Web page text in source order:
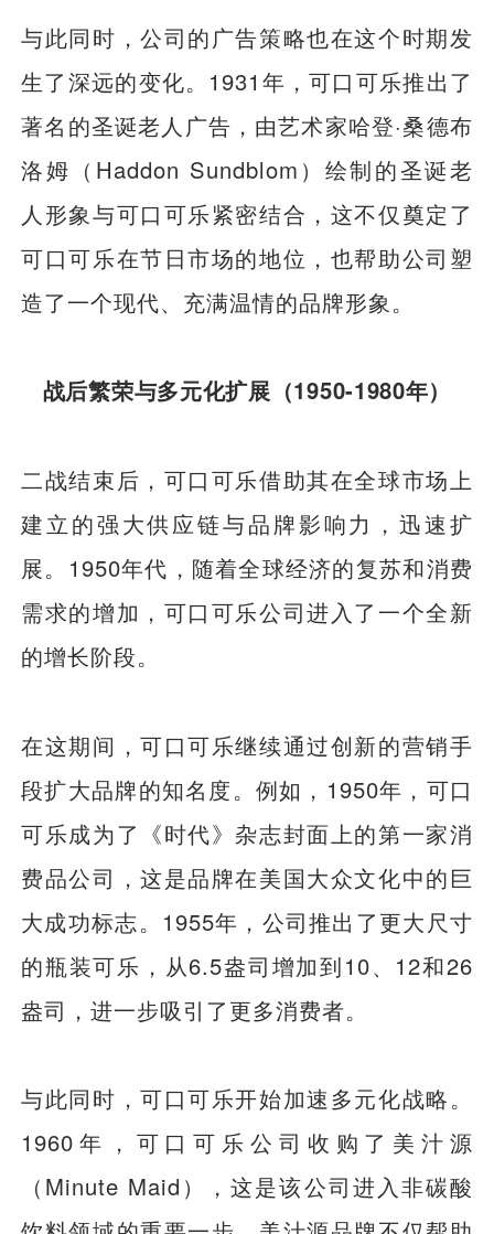
与此同时，公司的广告策略也在这个时期发
生了深远的变化。1931年，可口可乐推出了
著名的圣诞老人广告，由艺术家哈登·桑德布
洛姆（Haddon Sundblom）绘制的圣诞老
人形象与可口可乐紧密结合，这不仅奠定了
可口可乐在节日市场的地位，也帮助公司塑
造了一个现代、充满温情的品牌形象。
战后繁荣与多元化扩展（1950-1980年）
二战结束后，可口可乐借助其在全球市场上
建立的强大供应链与品牌影响力，迅速扩
展。1950年代，随着全球经济的复苏和消费
需求的增加，可口可乐公司进入了一个全新
的增长阶段。
在这期间，可口可乐继续通过创新的营销手
段扩大品牌的知名度。例如，1950年，可口
可乐成为了《时代》杂志封面上的第一家消
费品公司，这是品牌在美国大众文化中的巨
大成功标志。1955年，公司推出了更大尺寸
的瓶装可乐，从6.5盎司增加到10、12和26
盎司，进一步吸引了更多消费者。
与此同时，可口可乐开始加速多元化战略。
1960年，可口可乐公司收购了美汁源
（Minute Maid），这是该公司进入非碳酸